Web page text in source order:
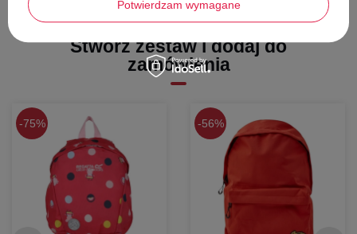
Stwórz zestaw i dodaj do
zamówienia
75% 56%
Potwierdzam wymagane